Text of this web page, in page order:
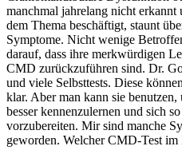
manchmal jahrelang nicht
dem Thema beschäftigt, staunt
Symptome. Nicht wenige
darauf, dass ihre merkwürdigen
CMD zurückzuführen sind. Dr.
und viele Selbsttests. Diese
klar. Aber man kann sie
besser kennenzulernen und sich
vorzubereiten. Mir sind manche
geworden. Welcher CMD-Test im